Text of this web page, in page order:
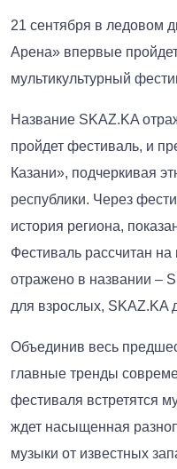
21 сентября в ледовом
Арена» впервые
мультикультурный
Название SKAZ.KA
пройдет фестиваль, и
Казани», подчеркивая
республики. Через
история региона,
Фестиваль рассчитан
отражено в названии –
для взрослых, SKAZ.KA
Объединив весь
главные тренды
фестиваля встретятся
ждет насыщенная
музыки от известных